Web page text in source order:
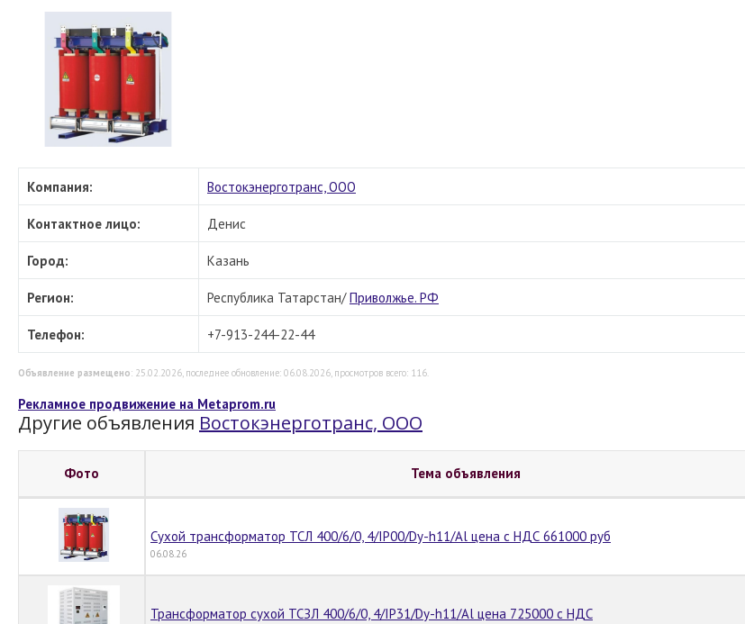
Компания: Востокэнерготранс, ООО
Контактное лицо: Денис
Город: Казань
Регион: Республика Татарстан/Приволжье. РФ
Телефон: +7-913-244-22-44
Объявление размещено: 25.02.2026, последнее обновление: 06.08.2026, просмотров всего: 116.
Рекламное продвижение на Metaprom.ru
Другие объявления Востокэнерготранс, ООО
Фото Тема объявления
Сухой трансформатор ТСЛ 400/6/0, 4/IP00/Dy-h11/Al цена с НДС 661000 руб
06.08.26
Трансформатор сухой ТСЗЛ 400/6/0, 4/IP31/Dy-h11/Al цена 725000 с НДС